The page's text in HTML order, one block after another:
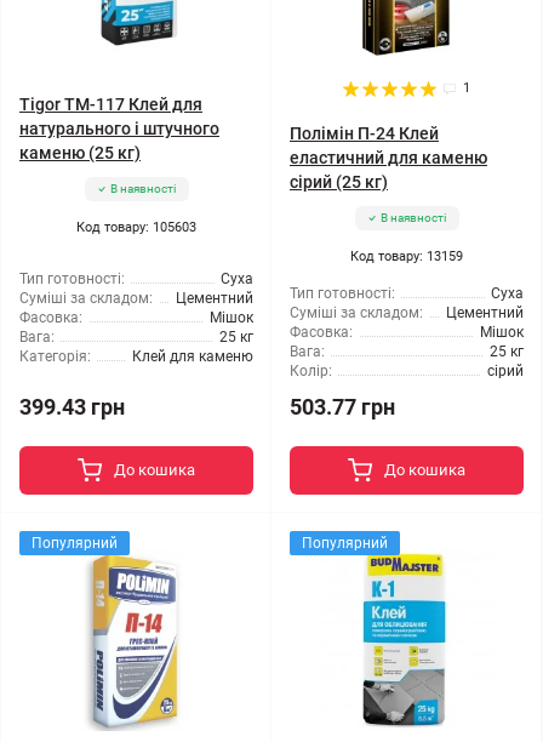
Tigor TM-117 Клей для
натурального і штучного
каменю (25 кг)
В наявності
Код товару: 105603
Тип готовності:
Суха
Суміші за складом:
Цементний
Фасовка:
Мішок
Вага:
25 кг
Категорія:
Клей для каменю
399.43 грн
До кошика
1
Полімін П-24 Клей
еластичний для каменю
сірий (25 кг)
В наявності
Код товару: 13159
Тип готовності:
Суха
Суміші за складом:
Цементний
Фасовка:
Мішок
Вага:
25 кг
Колір:
сірий
503.77 грн
До кошика
Популярний Популярний